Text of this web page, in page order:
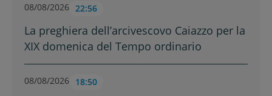
08/08/2026 22:56
La preghiera dell’arcivescovo Caiazzo per la
XIX domenica del Tempo ordinario
08/08/2026 18:50